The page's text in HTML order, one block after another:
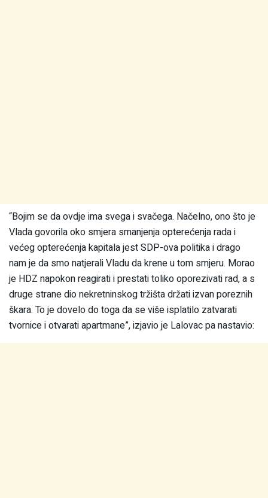
“Bojim se da ovdje ima svega i svačega. Načelno, ono što je
Vlada govorila oko smjera smanjenja opterećenja rada i
većeg opterećenja kapitala jest SDP-ova politika i drago
nam je da smo natjerali Vladu da krene u tom smjeru. Morao
je HDZ napokon reagirati i prestati toliko oporezivati rad, a s
druge strane dio nekretninskog tržišta držati izvan poreznih
škara. To je dovelo do toga da se više isplatilo zatvarati
tvornice i otvarati apartmane”, izjavio je Lalovac pa nastavio: